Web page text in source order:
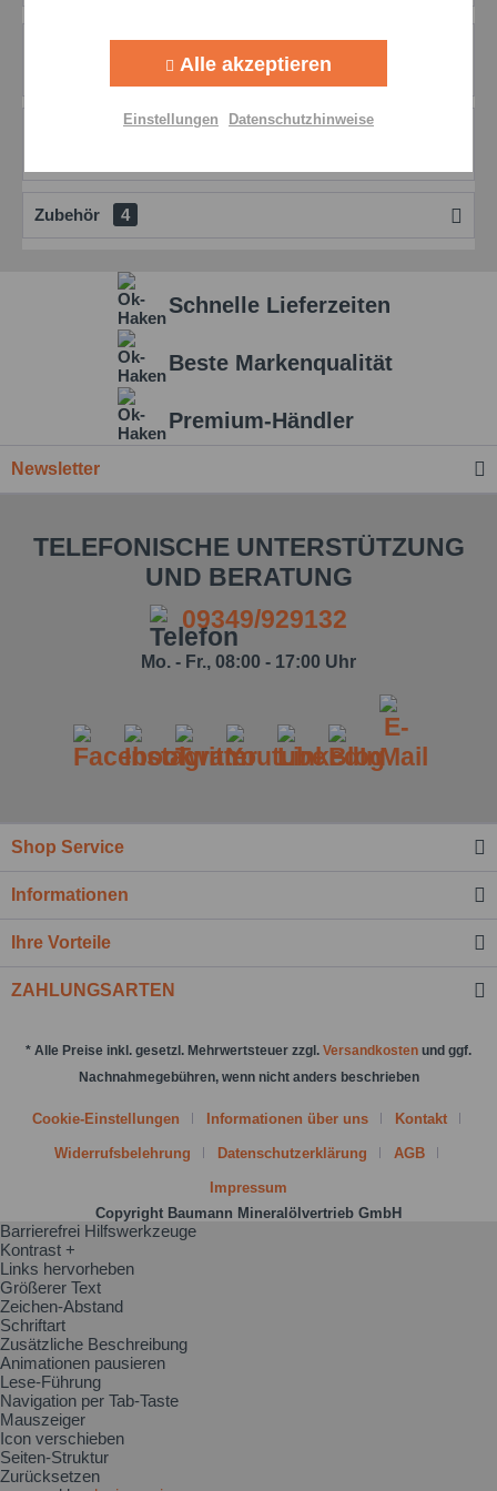
Kenntnis genommen.*
Beschreibung
Bewertungen
0
Zubehör 4
Schnelle Lieferzeiten
Beste Markenqualität
Premium-Händler
Newsletter
TELEFONISCHE UNTERSTÜTZUNG
UND BERATUNG
09349/929132
Mo. - Fr., 08:00 - 17:00 Uhr
Shop Service
Informationen
Ihre Vorteile
ZAHLUNGSARTEN
* Alle Preise inkl. gesetzl. Mehrwertsteuer zzgl. Versandkosten und ggf.
Nachnahmegebühren, wenn nicht anders beschrieben
Cookie-Einstellungen Informationen über uns Kontakt
Widerrufsbelehrung Datenschutzerklärung AGB
Impressum
Copyright Baumann Mineralölvertrieb GmbH
Personalisierung Aktiv
Alle akzeptieren
Einstellungen Datenschutzhinweise
Barrierefrei Hilfswerkzeuge
Kontrast +
Links hervorheben
Größerer Text
Zeichen-Abstand
Schriftart
Zusätzliche Beschreibung
Animationen pausieren
Lese-Führung
Navigation per Tab-Taste
Mauszeiger
Icon verschieben
Seiten-Struktur
Zurücksetzen